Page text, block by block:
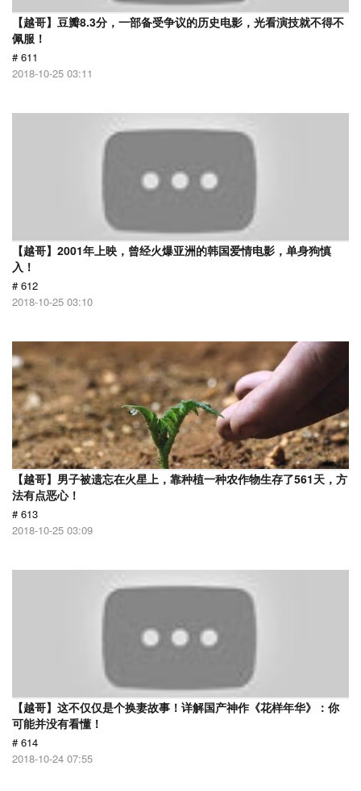
【越哥】豆瓣8.3分，一部备受争议的历史电影，光看演技就不得不
佩服！
# 611
2018-10-25 03:11
【越哥】2001年上映，曾经火爆亚洲的韩国爱情电影，单身狗慎
入！
# 612
2018-10-25 03:10
【越哥】男子被遗忘在火星上，靠种植一种农作物生存了561天，方
法有点恶心！
# 613
2018-10-25 03:09
【越哥】这不仅仅是个换妻故事！详解国产神作《花样年华》：你
可能并没有看懂！
# 614
2018-10-24 07:55